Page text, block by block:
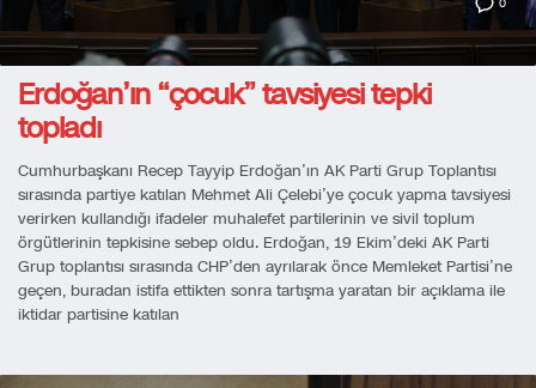
0
Erdoğan’ın “çocuk” tavsiyesi tepki
topladı
Cumhurbaşkanı Recep Tayyip Erdoğan’ın AK Parti Grup Toplantısı
sırasında partiye katılan Mehmet Ali Çelebi’ye çocuk yapma tavsiyesi
verirken kullandığı ifadeler muhalefet partilerinin ve sivil toplum
örgütlerinin tepkisine sebep oldu. Erdoğan, 19 Ekim’deki AK Parti
Grup toplantısı sırasında CHP’den ayrılarak önce Memleket Partisi’ne
geçen, buradan istifa ettikten sonra tartışma yaratan bir açıklama ile
iktidar partisine katılan